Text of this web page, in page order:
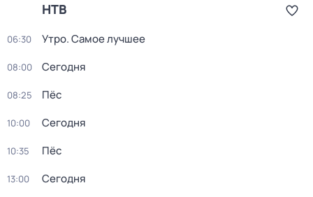
НТВ
06:30 Утро. Самое лучшее
08:00 Сегодня
08:25 Пёс
10:00 Сегодня
10:35 Пёс
13:00 Сегодня